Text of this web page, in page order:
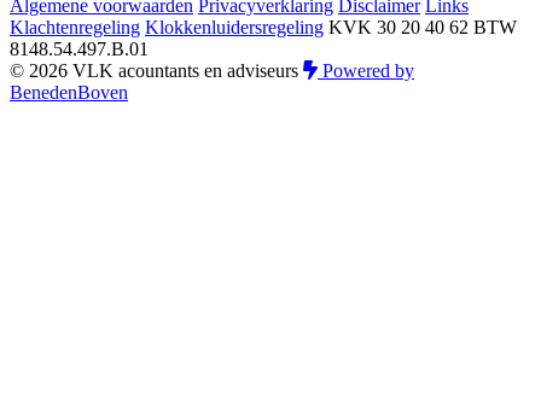
Algemene voorwaarden Privacyverklaring Disclaimer Links
Klachtenregeling Klokkenluidersregeling KVK 30 20 40 62 BTW
8148.54.497.B.01
© 2026 VLK acountants en adviseurs
Powered by
BenedenBoven